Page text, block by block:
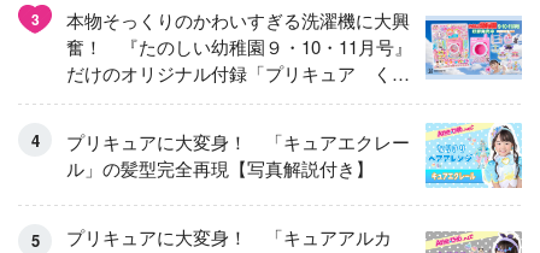
3
本物そっくりのかわいすぎる洗濯機に大興
奮！ 『たのしい幼稚園９・10・11月号』
だけのオリジナル付録「プリキュア くる
くるせんたくき」
プリキュアに大変身！ 「キュアエクレー
ル」の髪型完全再現【写真解説付き】
プリキュアに大変身！ 「キュアアルカ